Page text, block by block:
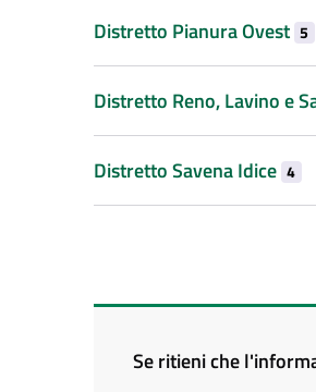
Distretto Pianura Ovest 5
Distretto Reno, Lavino e
Distretto Savena Idice 4
Se ritieni che